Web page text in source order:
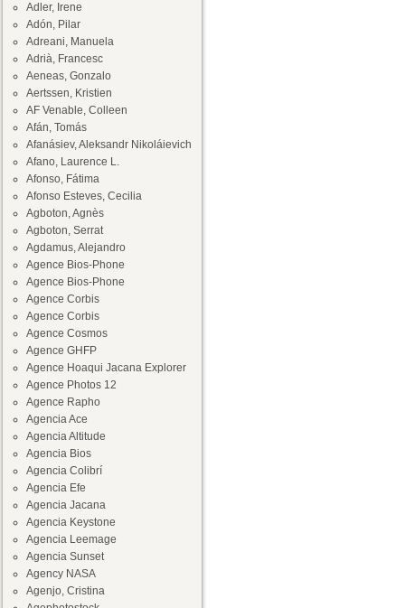
Adler, Irene
Adón, Pilar
Adreani, Manuela
Adrià, Francesc
Aeneas, Gonzalo
Aertssen, Kristien
AF Venable, Colleen
Afán, Tomás
Afanásiev, Aleksandr Nikoláievich
Afano, Laurence L.
Afonso, Fátima
Afonso Esteves, Cecilia
Agboton, Agnès
Agboton, Serrat
Agdamus, Alejandro
Agence Bios-Phone
Agence Bios-Phone
Agence Corbis
Agence Corbis
Agence Cosmos
Agence GHFP
Agence Hoaqui Jacana Explorer
Agence Photos 12
Agence Rapho
Agencia Ace
Agencia Altitude
Agencia Bios
Agencia Colibrí
Agencia Efe
Agencia Jacana
Agencia Keystone
Agencia Leemage
Agencia Sunset
Agency NASA
Agenjo, Cristina